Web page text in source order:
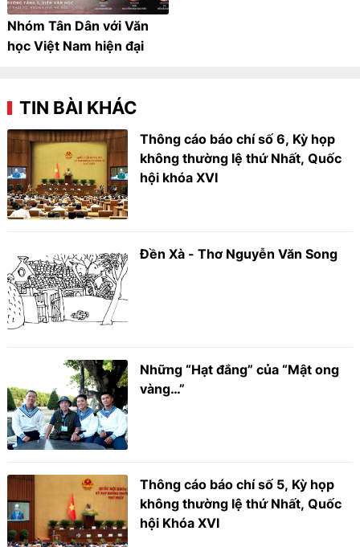
Nhóm Tân Dân với Văn
học Việt Nam hiện đại
TIN BÀI KHÁC
Thông cáo báo chí số 6, Kỳ họp
không thường lệ thứ Nhất, Quốc
hội khóa XVI
Đền Xà - Thơ Nguyễn Văn Song
Những “Hạt đắng” của “Mật ong
vàng…”
Thông cáo báo chí số 5, Kỳ họp
không thường lệ thứ Nhất, Quốc
hội Khóa XVI